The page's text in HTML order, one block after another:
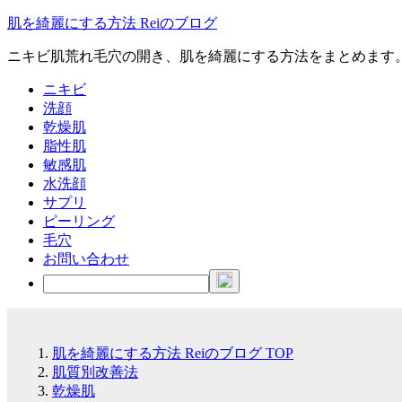
肌を綺麗にする方法 Reiのブログ
ニキビ肌荒れ毛穴の開き、肌を綺麗にする方法をまとめます
ニキビ
洗顔
乾燥肌
脂性肌
敏感肌
水洗顔
サプリ
ピーリング
毛穴
お問い合わせ
肌を綺麗にする方法 Reiのブログ TOP
肌質別改善法
乾燥肌